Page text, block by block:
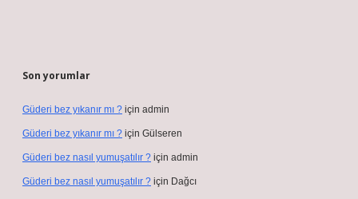
Son yorumlar
Güderi bez yıkanır mı ? için admin
Güderi bez yıkanır mı ? için Gülseren
Güderi bez nasıl yumuşatılır ? için admin
Güderi bez nasıl yumuşatılır ? için Dağcı